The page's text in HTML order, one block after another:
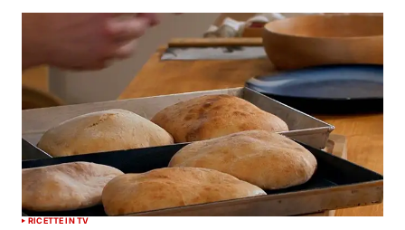
RICETTE IN TV